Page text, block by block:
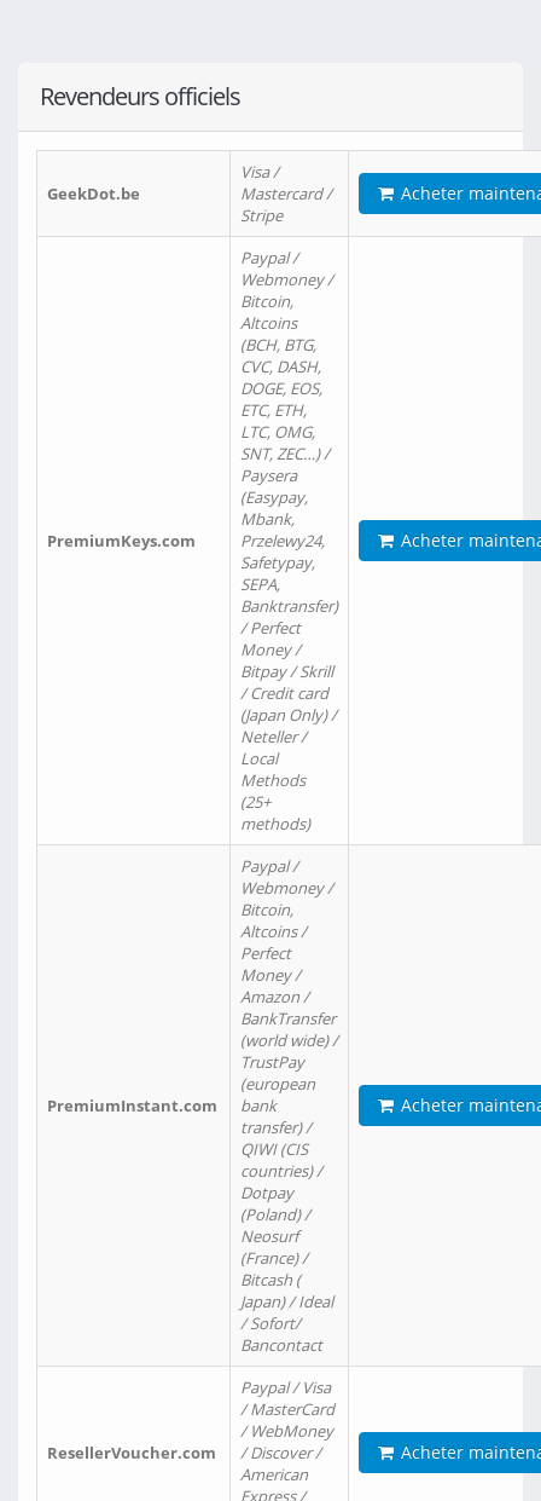
Revendeurs officiels
GeekDot.be
Visa /
Mastercard /
Stripe
Acheter
PremiumKeys.com
Paypal /
Webmoney /
Bitcoin,
Altcoins
(BCH, BTG,
CVC, DASH,
DOGE, EOS,
ETC, ETH,
LTC, OMG,
SNT, ZEC…) /
Paysera
(Easypay,
Mbank,
Przelewy24,
Safetypay,
SEPA,
Banktransfer)
/ Perfect
Money /
Bitpay / Skrill
/ Credit card
(Japan Only) /
Neteller /
Local
Methods
(25+
methods)
Acheter
PremiumInstant.com
Paypal /
Webmoney /
Bitcoin,
Altcoins /
Perfect
Money /
Amazon /
BankTransfer
(world wide) /
TrustPay
(european
bank
transfer) /
QIWI (CIS
countries) /
Dotpay
(Poland) /
Neosurf
(France) /
Bitcash (
Japan) / Ideal
/ Sofort/
Bancontact
Acheter
ResellerVoucher.com
Paypal / Visa
/ MasterCard
/ WebMoney
/ Discover /
American
Express /
Acheter